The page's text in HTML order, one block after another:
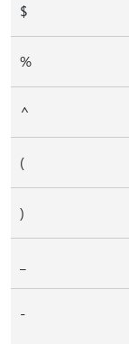
$
%
^
(
)
-